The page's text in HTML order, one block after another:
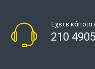
Έχετε κάποια
210